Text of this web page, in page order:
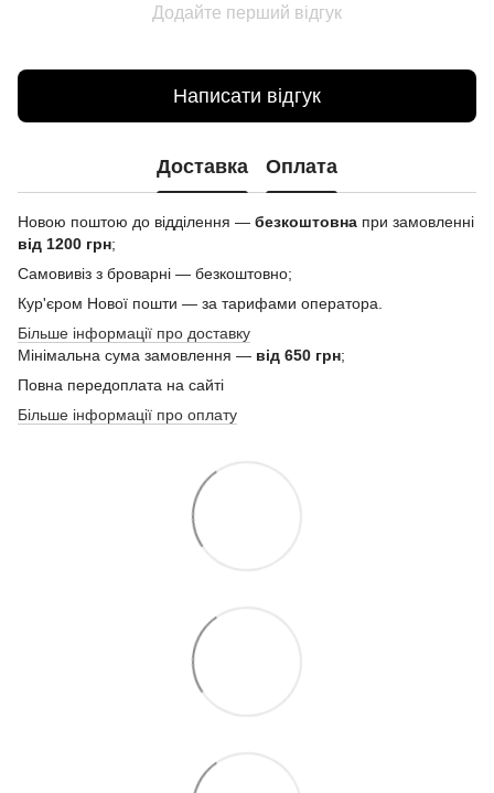
Додайте перший відгук
Написати відгук
Доставка Оплата
Новою поштою до відділення — безкоштовна при замовленні
від 1200 грн;
Самовивіз з броварні — безкоштовно;
Кур'єром Нової пошти — за тарифами оператора.
Більше інформації про доставку
Мінімальна сума замовлення — від 650 грн;
Повна передоплата на сайті
Більше інформації про оплату